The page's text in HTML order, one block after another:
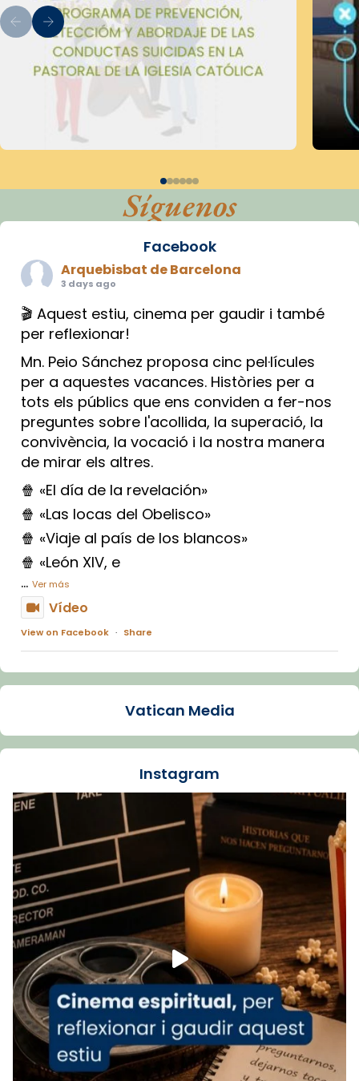
Síguenos
Facebook
Arquebisbat de Barcelona
3 days ago
🎬 Aquest estiu, cinema per gaudir i també
per reflexionar!
Mn. Peio Sánchez proposa cinc pel·lícules
per a aquestes vacances. Històries per a
tots els públics que ens conviden a fer-nos
preguntes sobre l'acollida, la superació, la
convivència, la vocació i la nostra manera
de mirar els altres.
🍿 «El día de la revelación»
🍿 «Las locas del Obelisco»
🍿 «Viaje al país de los blancos»
🍿 «León XIV, e
... Ver más
Vídeo
View on Facebook · Share
Arquebisbat de Barcelona
La Carmina va patir depressió. Fa gairebé
dos mesos, a l'Estadi Lluís Companys, la
Recupera l'entrevista comp
Vatican
tican News 👇
www.vaticannews.va/es/iglesia/news/2026-
07/carmina-historia-depresion-papa-viaje-
espana-testimoni...
Foto
View on Facebook · Share
Arquebisbat de Barcelona
2 weeks ago
«Avui les santes Juliana i Semproniana ens
ajuden a alçar la mirada»
Vatican Media
Instagram